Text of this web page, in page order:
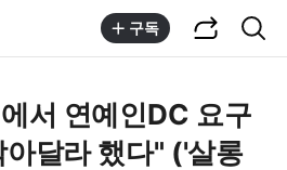
구독
서 연예인DC 요구
달라 했다" ('살롱